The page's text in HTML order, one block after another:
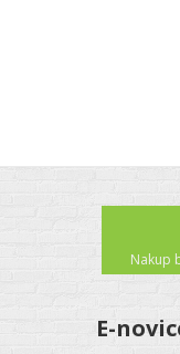
Nakup
E-